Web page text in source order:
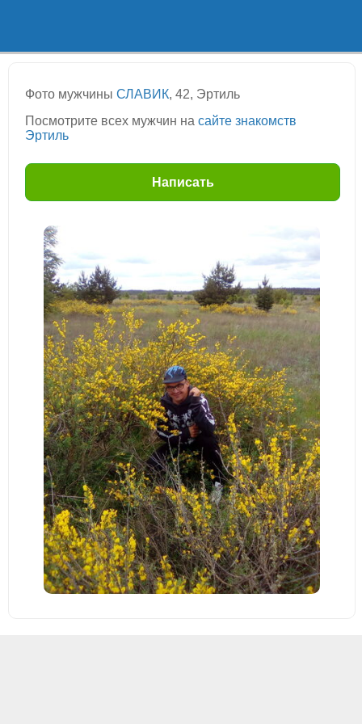
Фото мужчины СЛАВИК, 42, Эртиль
Посмотрите всех мужчин на сайте знакомств
Эртиль
Написать